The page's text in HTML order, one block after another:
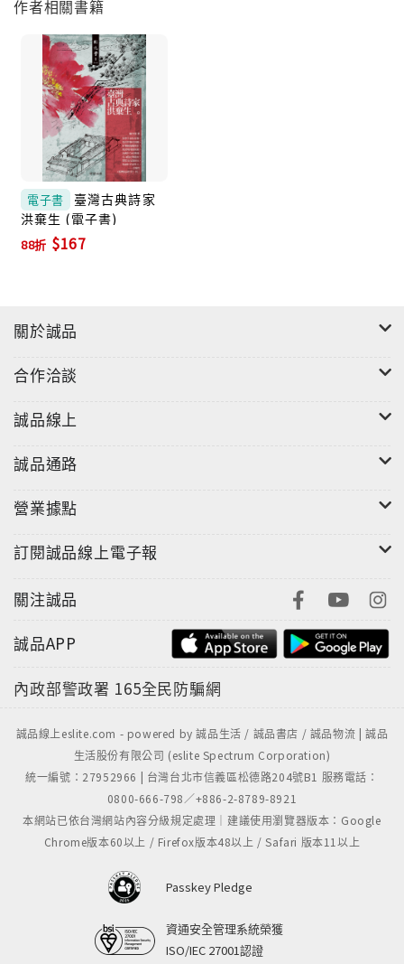
作者相關書籍
電子書
臺灣古典詩家
洪棄生 (電子書)
88折 $167
關於誠品
合作洽談
誠品線上
誠品通路
營業據點
訂閱誠品線上電子報
關注誠品
誠品APP
內政部警政署 165全民防騙網
誠品線上eslite.com - powered by 誠品生活 / 誠品書店 / 誠品物流 | 誠品
生活股份有限公司 (eslite Spectrum Corporation)
統一編號：27952966 | 台灣台北市信義區松德路204號B1 服務電話：
0800-666-798／+886-2-8789-8921
本網站已依台灣網站內容分級規定處理｜建議使用瀏覽器版本：Google
Chrome版本60以上 / Firefox版本48以上 / Safari 版本11以上
Passkey Pledge
資通安全管理系統榮獲
ISO/IEC 27001認證